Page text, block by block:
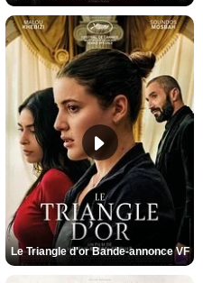
Le Triangle d'or Bande-annonce VF